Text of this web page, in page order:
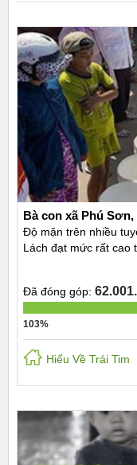
Bà con xã Phú
Độ mặn trên nhiều
Lách đạt mức rất cao
Đã đóng góp:
103%
Hiểu Về Trái Tim